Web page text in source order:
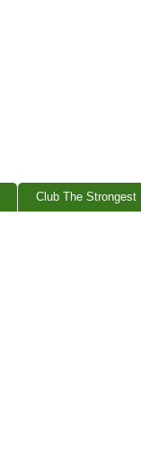
Club The Strongest